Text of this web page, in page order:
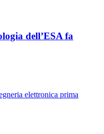
dell’ESA fa